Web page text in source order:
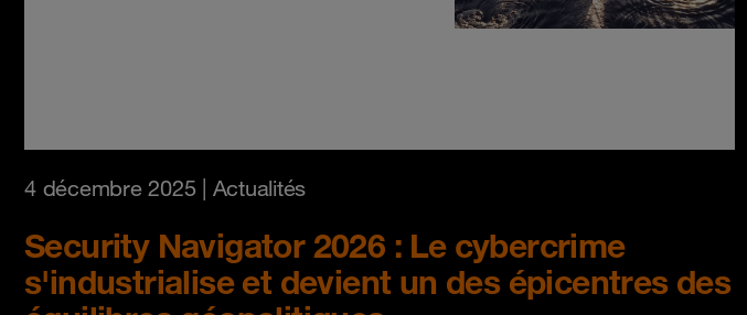
4 décembre 2025 | Actualités
Security Navigator 2026 : Le cybercrime
s'industrialise et devient un des épicentres des